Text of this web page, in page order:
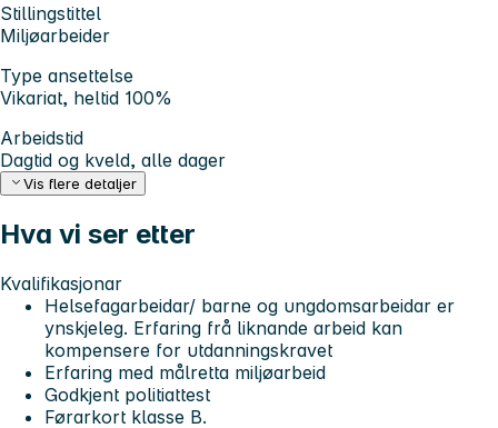
Stillingstittel
Miljøarbeider
Type ansettelse
Vikariat, heltid 100%
Arbeidstid
Dagtid og kveld, alle dager
Vis flere detaljer
Hva vi ser etter
Kvalifikasjonar
Helsefagarbeidar/ barne og ungdomsarbeidar er
ynskjeleg. Erfaring frå liknande arbeid kan
kompensere for utdanningskravet
Erfaring med målretta miljøarbeid
Godkjent politiattest
Førarkort klasse B.